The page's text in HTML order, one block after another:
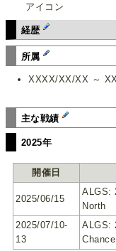
アイコン
経歴
所属
XXXX/XX/XX ～
主な戦績
2025年
開催日
2025/06/15
ALGS:
North
2025/07/10-
13
ALGS:
Chance